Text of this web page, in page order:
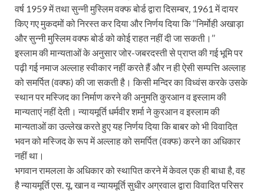
वर्ष 1959 में तथा सुन्नी मुस्लिम वक्फ बोर्ड द्वारा दिसम्बर, 1961 में दायर
किए गए मुकदमों को निरस्त कर दिया और निर्णय दिया कि ‘‘निर्मोही अखाड़ा
और सुन्नी मुस्लिम वक्फ बोर्ड को कोई राहत नहीं दी जा सकती।’’
इस्लाम की मान्यताओं के अनुसार जोर-जबरदस्ती से प्राप्त की गई भूमि पर
पढ़ी गई नमाज अल्लाह स्वीकार नहीं करते हैं और न ही ऐसी सम्पत्ति अल्लाह
को समर्पित (वक्फ) की जा सकती है। किसी मन्दिर का विध्वंस करके उसके
स्थान पर मस्जिद का निर्माण करने की अनुमति कुरआन व इस्लाम की
मान्यताएं नहीं देती। न्यायमूर्ति धर्मवीर शर्मा ने कुरआन व इस्लाम की
मान्यताओं का उल्लेख करते हुए यह निर्णय दिया कि बाबर को भी विवादित
भवन को मस्जिद के रूप में अल्लाह को समर्पित (वक्फ) करने का अधिकार
नहीं था।
भगवान रामलला के अधिकार को स्थापित करने में केवल एक ही बाधा है, वह
है न्यायमूर्ति एस. यू. खान व न्यायमूर्ति सुधीर अग्रवाल द्वारा विवादित परिसर